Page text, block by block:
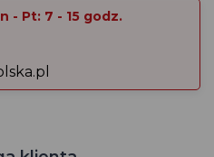
- Pt: 7 - 15 godz.